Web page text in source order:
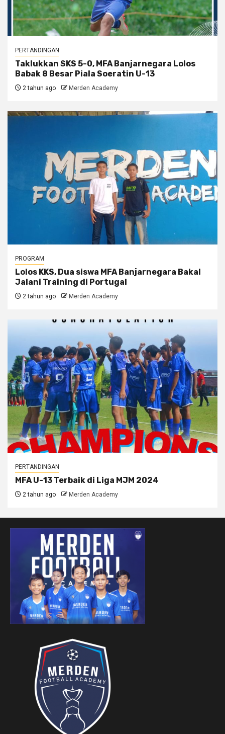
PERTANDINGAN
Taklukkan SKS 5-0, MFA Banjarnegara Lolos
Babak 8 Besar Piala Soeratin U-13
2 tahun ago Merden Academy
PROGRAM
Lolos KKS, Dua siswa MFA Banjarnegara Bakal
Jalani Training di Portugal
2 tahun ago Merden Academy
PERTANDINGAN
MFA U-13 Terbaik di Liga MJM 2024
2 tahun ago Merden Academy